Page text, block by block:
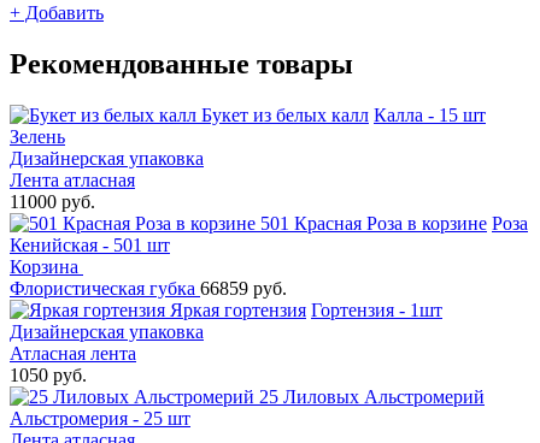
+ Добавить
Рекомендованные товары
Букет из белых калл Калла - 15 шт
Зелень
Дизайнерская упаковка
Лента атласная
11000 руб.
501 Красная Роза в корзине Роза
Кенийская - 501 шт
Корзина
Флористическая губка 66859 руб.
Яркая гортензия Гортензия - 1шт
Дизайнерская упаковка
Атласная лента
1050 руб.
25 Лиловых Альстромерий
Альстромерия - 25 шт